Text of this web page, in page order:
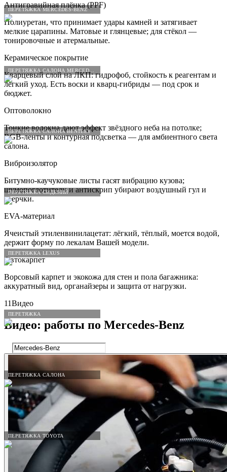
ПЕРЕТЯЖКА MERCEDES-BENZ
ПЕРЕТЯЖКА САЛОНА BENTLEY
ПЕРЕТЯЖКА СИДЕНИЙ
ПЕРЕТЯЖКА LEXUS
ПЕРЕТЯЖКА
ПЕРЕТЯЖКА САЛОНА
ПЕРЕТЯЖКА TOYOTA
Антигравийная плёнка (PPF)
Полиуретан, что принимает удары камней и затягивает
мелкие царапины. Матовые и глянцевые; для стёкол —
тонировочные и атермальные.
Керамическое покрытие
Кварцевый слой на ЛКП: гидрофоб, стойкость к реагентам и
лёгкий уход. Есть воски и кварц-гибриды — под срок и
бюджет.
Оптоволокно
Тонкие волокна дают эффект звёздного неба на потолке;
RGB-ленты и контурная подсветка — для амбиентного света
салона.
Виброизолятор
Битумно-каучуковые листы гасят вибрацию кузова;
шумопоглотители и антискрип убирают воздушный гул и
сверчки.
EVA-материал
Ячеистый этиленвинилацетат: лёгкий, тёплый, моется водой,
держит форму по лекалам Вашей модели.
Автокарпет
Ворсовый карпет и экокожа для стен и пола багажника:
аккуратный вид, органайзеры и защита от нагрузки.
11Видео
Видео: работы по Mercedes-Benz